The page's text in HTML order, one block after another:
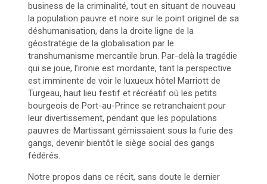
business de la criminalité, tout en situant de nouveau
la population pauvre et noire sur le point originel de sa
déshumanisation, dans la droite ligne de la
géostratégie de la globalisation par le
transhumanisme mercantile brun. Par-delà la tragédie
qui se joue, l’ironie est mordante, tant la perspective
est imminente de voir le luxueux hôtel Marriott de
Turgeau, haut lieu festif et récréatif où les petits
bourgeois de Port-au-Prince se retranchaient pour
leur divertissement, pendant que les populations
pauvres de Martissant gémissaient sous la furie des
gangs, devenir bientôt le siège social des gangs
fédérés.
Notre propos dans ce récit, sans doute le dernier